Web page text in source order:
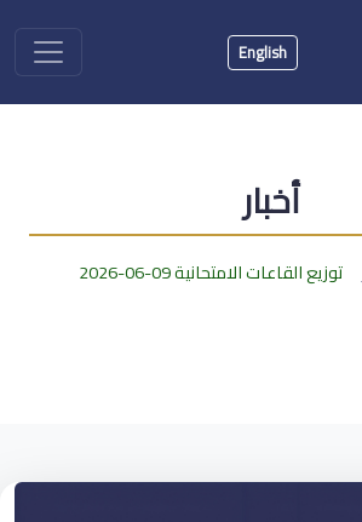
English
أخبار
توزيع القاعات الامتحانية 09-06-2026